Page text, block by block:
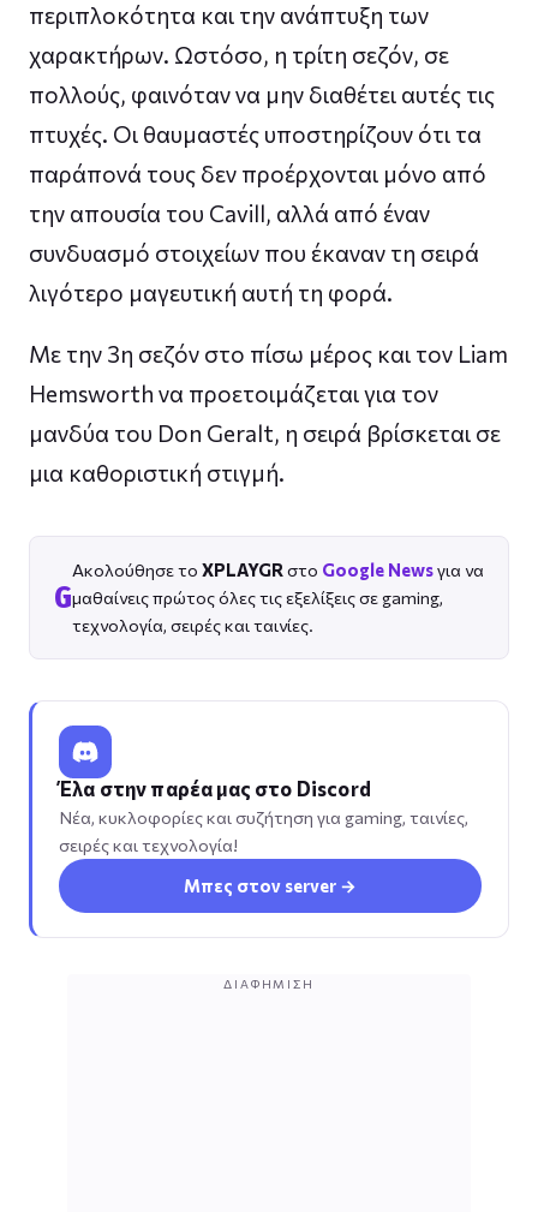
περιπλοκότητα και την ανάπτυξη των
χαρακτήρων. Ωστόσο, η τρίτη σεζόν, σε
πολλούς, φαινόταν να μην διαθέτει αυτές τις
πτυχές. Οι θαυμαστές υποστηρίζουν ότι τα
παράπονά τους δεν προέρχονται μόνο από
την απουσία του Cavill, αλλά από έναν
συνδυασμό στοιχείων που έκαναν τη σειρά
λιγότερο μαγευτική αυτή τη φορά.
Με την 3η σεζόν στο πίσω μέρος και τον Liam
Hemsworth να προετοιμάζεται για τον
μανδύα του Don Geralt, η σειρά βρίσκεται σε
μια καθοριστική στιγμή.
G
Ακολούθησε το XPLAYGR στο Google Newsγια να
μαθαίνεις πρώτος όλες τις εξελίξεις σε gaming,
τεχνολογία, σειρές και ταινίες.
Έλα στην παρέα μας στο Discord
Νέα, κυκλοφορίες και συζήτηση για gaming, ταινίες,
σειρές και τεχνολογία!
Μπες στον server →
ΔΙΑΦΉΜΙΣΗ